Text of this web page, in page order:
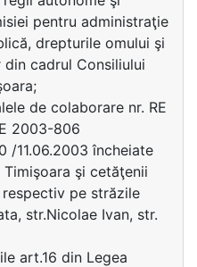
pentru administraţie
drepturile omului şi
cadrul Consiliului
de colaborare nr. RE
2003-806
/11.06.2003 încheiate
şi cetăţenii
pe străzile
str.Nicolae Ivan, str.
art.16 din Legea